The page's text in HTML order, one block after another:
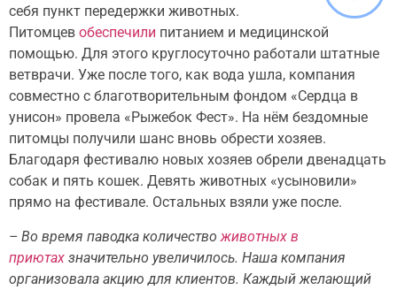
себя пункт передержки животных.
Питомцев обеспечили питанием и медицинской
помощью. Для этого круглосуточно работали штатные
ветврачи. Уже после того, как вода ушла, компания
совместно с благотворительным фондом «Сердца в
унисон» провела «Рыжебок Фест». На нём бездомные
питомцы получили шанс вновь обрести хозяев.
Благодаря фестивалю новых хозяев обрели двенадцать
собак и пять кошек. Девять животных «усыновили»
прямо на фестивале. Остальных взяли уже после.
– Во время паводка количествоживотных в
приютах значительно увеличилось. Наша компания
организовала акцию для клиентов. Каждый желающий